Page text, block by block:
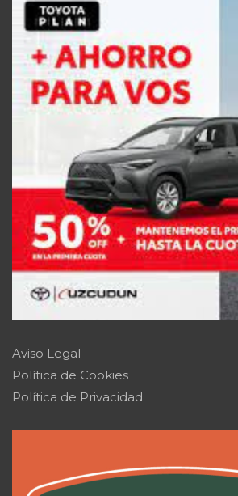
Aviso Legal
Política de Cookies
Política de Privacidad